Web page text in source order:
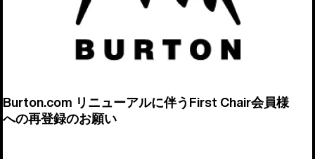
Burton.com リニューアルに伴うFirst Chair会員様
への再登録のお願い